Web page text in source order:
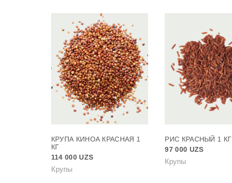
КРУПА КИНОА КРАСНАЯ 1
КГ
114 000UZS
Крупы
РИС КРАСНЫЙ 1 КГ
97 000 UZS
Крупы